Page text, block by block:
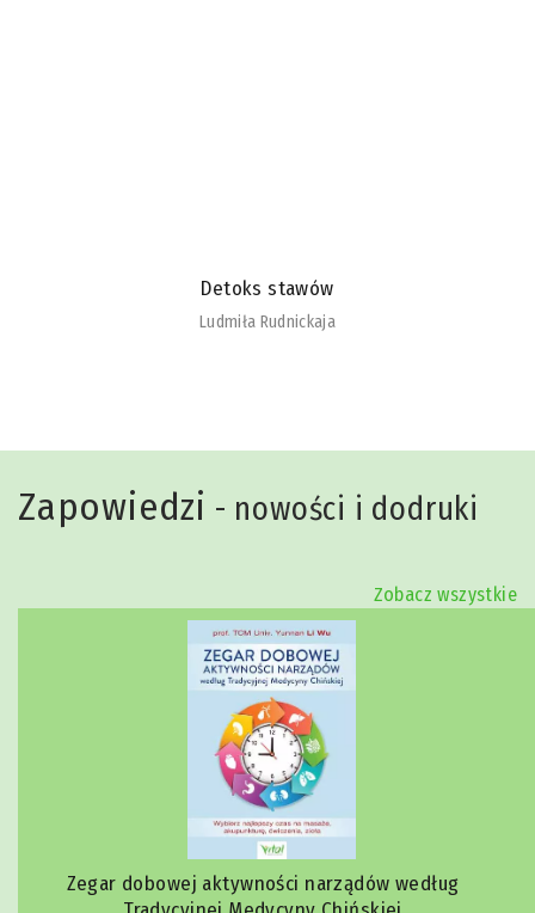
Detoks stawów
Ludmiła Rudnickaja
Zapowiedzi - nowości i dodruki
Zobacz wszystkie
Zegar dobowej aktywności narządów według